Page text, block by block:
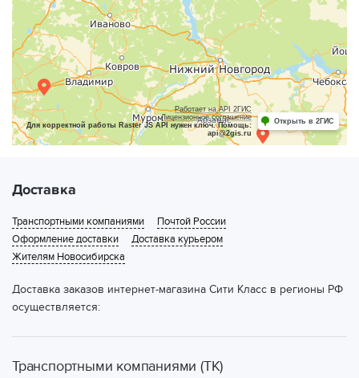
Работает на API 2ГИС
Лицензионное соглашение
Для корректной работы Raster JS API нужен ключ. Помощь:
api@2gis.ru
Открыть в 2ГИС
Доставка
Транспортными компаниями
Почтой России
Оформление доставки
Доставка курьером
Жителям Новосибирска
Доставка заказов интернет-магазина Сити Класс в регионы РФ
осуществляется:
Транспортными компаниями (ТК)